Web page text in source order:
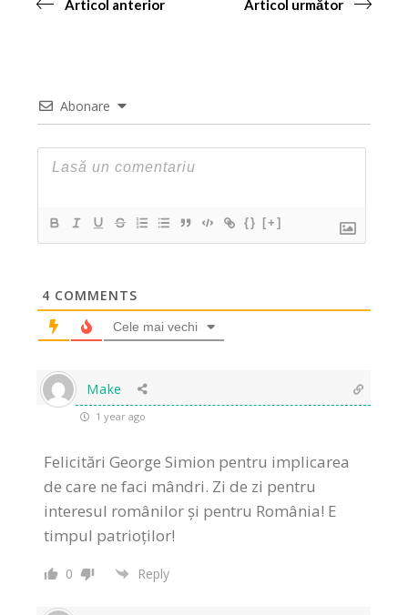
Articol anterior Articol următor
Abonare
{} [+]
4 COMMENTS
Cele mai vechi
Make
1 year ago
Felicitări George Simion pentru implicarea
de care ne faci mândri. Zi de zi pentru
interesul românilor și pentru România! E
timpul patrioților!
0 Reply